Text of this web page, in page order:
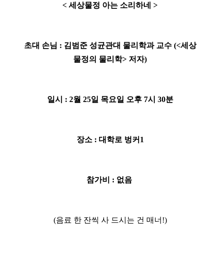
< 세상물정 아는 소리하네 >
초대 손님 : 김범준 성균관대 물리학과 교수 (<세상
물정의 물리학> 저자)
일시 : 2월 25일 목요일 오후 7시 30분
장소 : 대학로 벙커1
참가비 : 없음
(음료 한 잔씩 사 드시는 건 매너!)